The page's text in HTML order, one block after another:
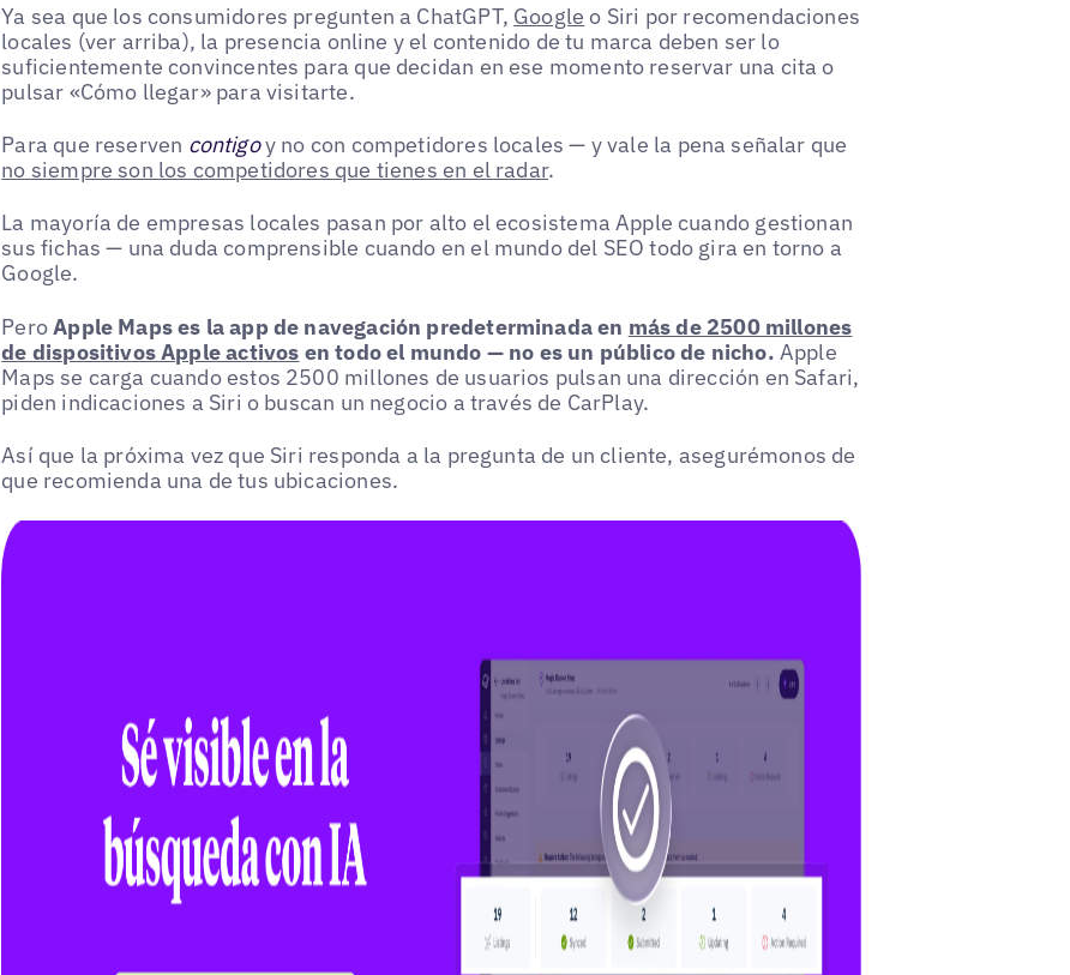
Ya sea que los consumidores pregunten a ChatGPT, Google o Siri por recomendaciones
locales (ver arriba), la presencia online y el contenido de tu marca deben ser lo
suficientemente convincentes para que decidan en ese momento reservar una cita o
pulsar «Cómo llegar» para visitarte.
Para que reserven contigoy no con competidores locales — y vale la pena señalar que
no siempre son los competidores que tienes en el radar.
La mayoría de empresas locales pasan por alto el ecosistema Apple cuando gestionan
sus fichas — una duda comprensible cuando en el mundo del SEO todo gira en torno a
Google.
PeroApple Maps es la app de navegación predeterminada en más de 2500 millones
de dispositivos Apple activos en todo el mundo — no es un público de nicho. Apple
Maps se carga cuando estos 2500 millones de usuarios pulsan una dirección en Safari,
piden indicaciones a Siri o buscan un negocio a través de CarPlay.
Así que la próxima vez que Siri responda a la pregunta de un cliente, asegurémonos de
que recomienda una de tus ubicaciones.